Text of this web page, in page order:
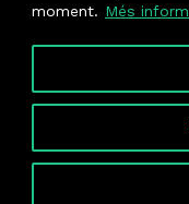
moment. Més